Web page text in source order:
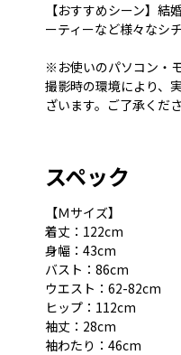
【おすすめシーン】
ーティーなど様々なシ
※お使いのパソコン・
撮影時の環境により、
ざいます。ご了承くださ
スペック
【Ｍサイズ】
着丈：122cm
身幅：43cm
バスト：86cm
ウエスト：62-82cm
ヒップ：112cm
袖丈：28cm
袖わたり：46cm